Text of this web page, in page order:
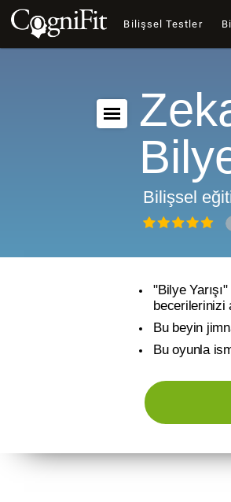
Bilişsel Testler
Bilişsel
"Bilye
becerilerinizi
Bu beyin
Bu oyunla